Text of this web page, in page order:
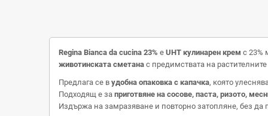
Regina Bianca da cucina 23% е UHT кулинарен крем с 23%
животинската сметана с предимствата на
Предлага се в удобна опаковка с капачка, която
Подходящ е за приготвяне на сосове, паста, ризото,
Издържа на замразяване и повторно затопляне, без да